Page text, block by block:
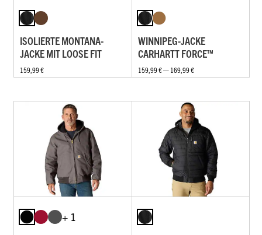
ISOLIERTE MONTANA-
JACKE MIT LOOSE FIT
159,99 €
WINNIPEG-JACKE
CARHARTT FORCE™
159,99 € — 169,99 €
+ 1